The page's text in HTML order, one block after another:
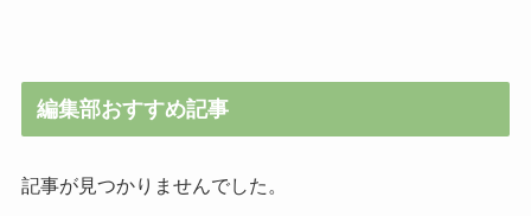
編集部おすすめ記事
記事が見つかりませんでした。